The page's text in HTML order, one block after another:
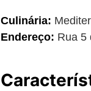
Culinária:
Endereço: Rua 5